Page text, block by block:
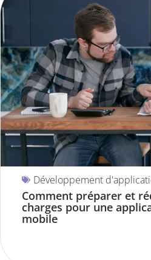
Développement
Comment préparer et
charges pour une
mobile